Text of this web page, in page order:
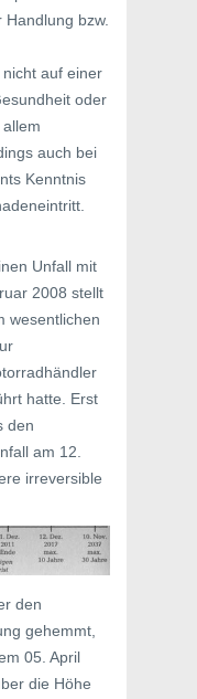
bzw.
auf einer
oder
auch bei
Kenntnis
Unfall mit
2008 stellt
wesentlichen
hatte. Erst
den
am 12.
irreversible
den
gehemmt,
05. April
die Höhe